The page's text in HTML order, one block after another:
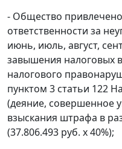
- Общество
ответственности за
июнь, июль, август,
завышения налоговых
налогового
пунктом 3 статьи 122
(деяние, совершенное
взыскания штрафа в
(37.806.493 руб. х 40%);